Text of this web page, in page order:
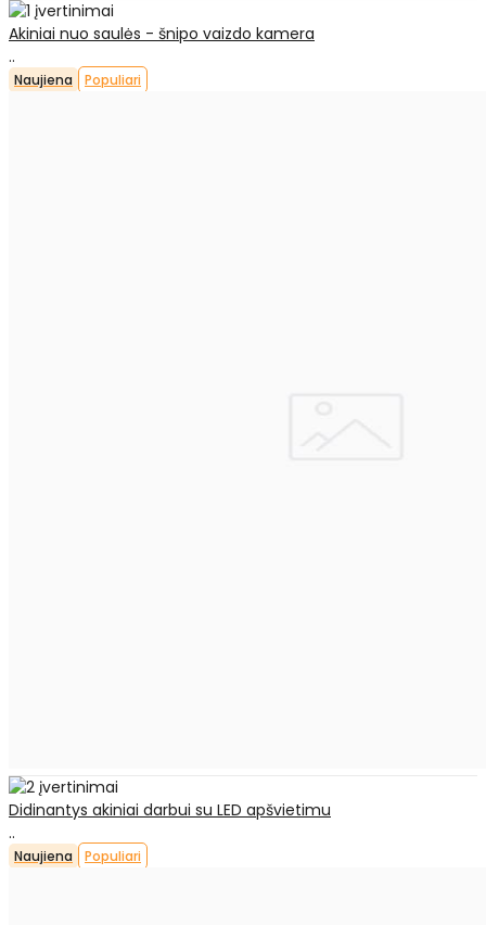
Akiniai nuo saulės - šnipo vaizdo kamera
..
Naujiena Populiari
Didinantys akiniai darbui su LED apšvietimu
..
Naujiena Populiari